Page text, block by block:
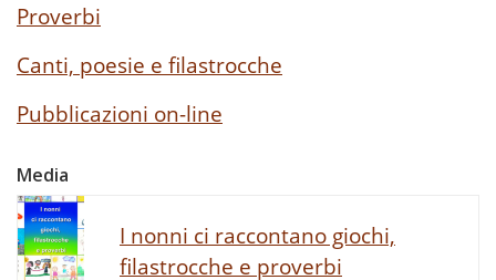
Proverbi
Canti, poesie e filastrocche
Pubblicazioni on-line
Media
I nonni ci raccontano giochi,
filastrocche e proverbi